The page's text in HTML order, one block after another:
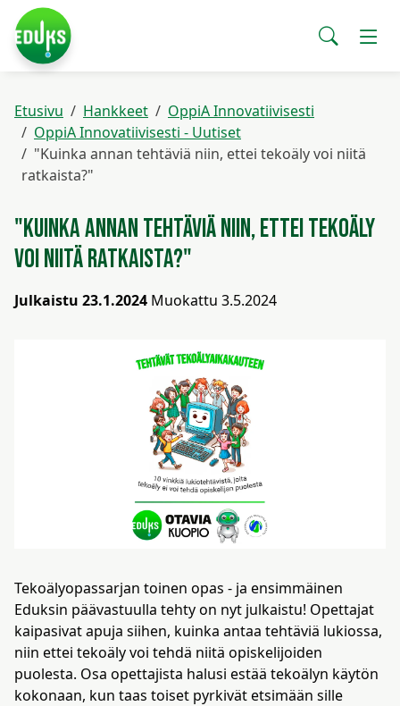
Siirry pääsisältöön
Valitse
oleva
tulos
ylös-
ja
Siirry
valittuun
hakutulokseen
enteriä.
Etusivu
Hankkeet
Koulutuskalenteri
Tuki
Dokumentit
Etusivu Hankkeet
OppiA Innovatiivisesti
OppiA Innovatiivisesti - Uutiset
"Kuinka annan tehtäviä niin, ettei tekoäly voi niitä
ratkaista?"
"Kuinka annan tehtäviä niin, ettei tekoäly
voi niitä ratkaista?"
Julkaistu 23.1.2024 Muokattu 3.5.2024
Tekoälyopassarjan toinen opas - ja ensimmäinen
Eduksin päävastuulla tehty on nyt julkaistu! Opettajat
kaipasivat apuja siihen, kuinka antaa tehtäviä lukiossa,
niin ettei tekoäly voi tehdä niitä opiskelijoiden
puolesta. Osa opettajista halusi estää tekoälyn käytön
kokonaan, kun taas toiset pyrkivät etsimään sille